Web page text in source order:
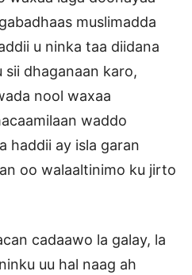
muslimadda
u ninka taa diidana
dhaganaan karo,
nool waxaa
waddo
haddii ay isla garan
oo walaaltinimo ku jirto
cadaawo la galay, la
uu hal naag ah